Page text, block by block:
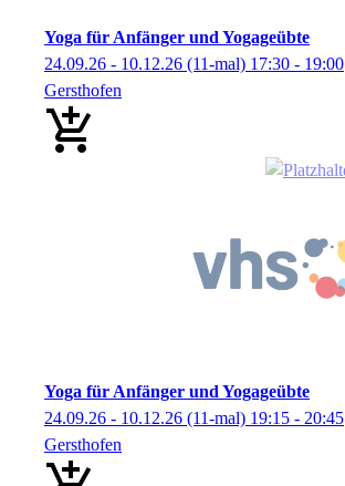
Yoga für Anfänger und Yogageübte
24.09.26 - 10.12.26 (11-mal) 17:30 - 19:00
Gersthofen
Yoga für Anfänger und Yogageübte
24.09.26 - 10.12.26 (11-mal) 19:15 - 20:45
Gersthofen